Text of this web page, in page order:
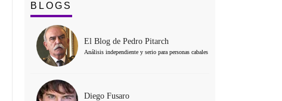
BLOGS
El Blog de Pedro Pitarch
Análisis independiente y serio para personas cabales
Diego Fusaro